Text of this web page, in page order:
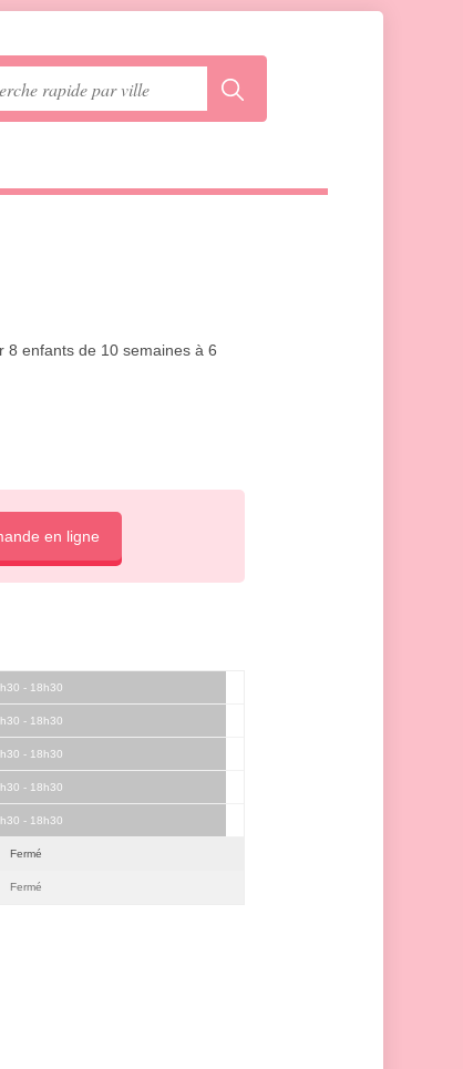
8 enfants de 10 semaines à 6
en ligne
- 18h30
- 18h30
- 18h30
- 18h30
- 18h30
Fermé
Fermé